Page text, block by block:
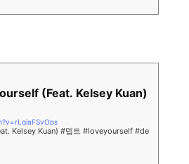
(Feat. Kelsey Kuan)
Kelsey Kuan) #뎁트 #loveyourself #de